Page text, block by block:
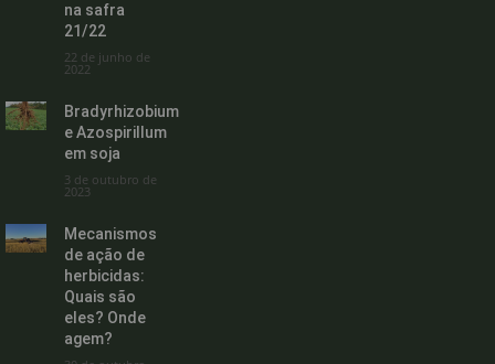
na safra
21/22
22 de junho de
2022
Bradyrhizobium
e Azospirillum
em soja
3 de outubro de
2023
Mecanismos
de ação de
herbicidas:
Quais são
eles? Onde
agem?